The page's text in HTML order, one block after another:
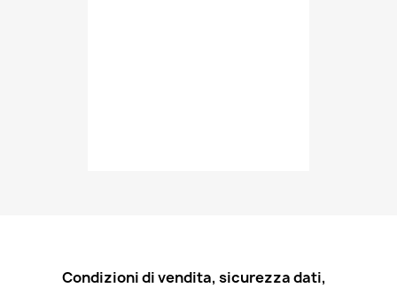
Condizioni di vendita, sicurezza dati,